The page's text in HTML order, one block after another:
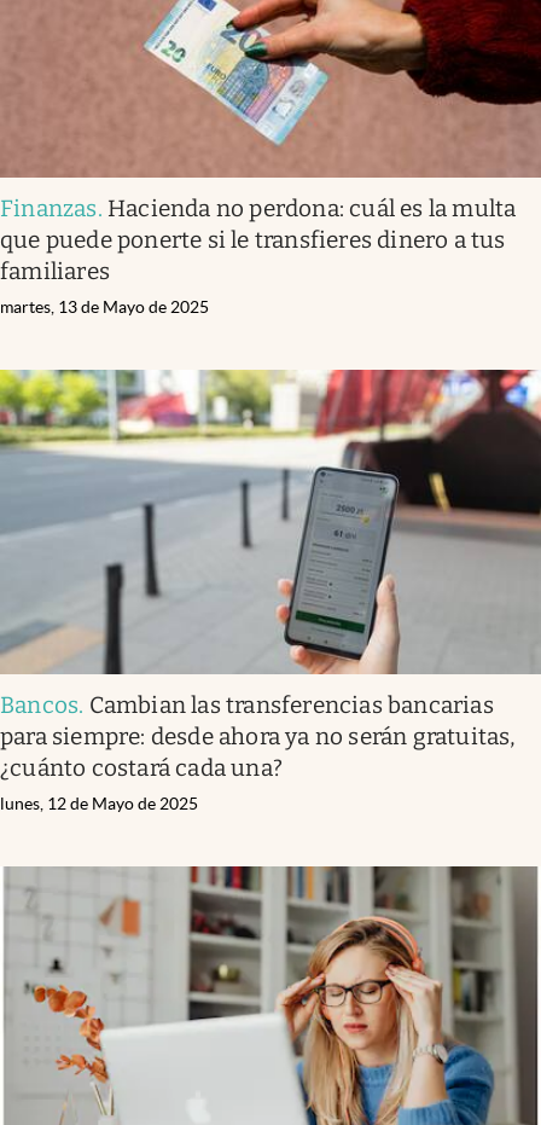
Finanzas. Hacienda no perdona: cuál es la multa
que puede ponerte si le transfieres dinero a tus
familiares
martes, 13 de Mayo de 2025
Bancos. Cambian las transferencias bancarias
para siempre: desde ahora ya no serán gratuitas,
¿cuánto costará cada una?
lunes, 12 de Mayo de 2025